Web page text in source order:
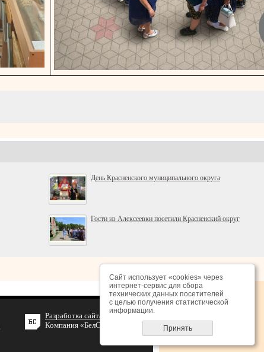
День Красненского муниципального округа
Гости из Алексеевки посетили Красненский округ
Разработка сайта
Компания «БелСофт»
Сайт использует «cookies» через
интернет-сервис для сбора
технических данных посетителей
с целью получения статистической
информации.
Принять